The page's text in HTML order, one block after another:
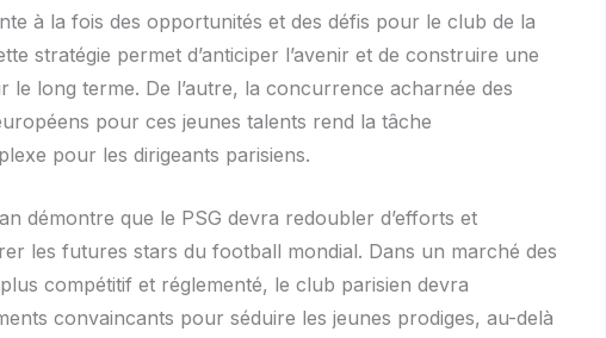
à la fois des opportunités et des défis pour le club de la
stratégie permet d’anticiper l’avenir et de construire une
le long terme. De l’autre, la concurrence acharnée des
pour ces jeunes talents rend la tâche
pour les dirigeants parisiens.
démontre que le PSG devra redoubler d’efforts et
les futures stars du football mondial. Dans un marché des
compétitif et réglementé, le club parisien devra
convaincants pour séduire les jeunes prodiges, au-delà